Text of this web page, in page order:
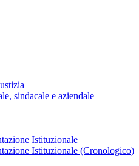
sindacale e aziendale
Istituzionale
Istituzionale (Cronologico)